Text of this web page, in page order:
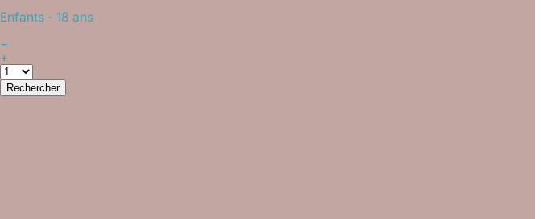
Enfants - 18 ans
−
+
Rechercher